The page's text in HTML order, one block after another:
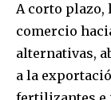
A corto plazo,
comercio
alternativas,
a la